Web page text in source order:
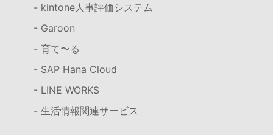
- kintone人事評価システム
- Garoon
- 育て〜る
- SAP Hana Cloud
- LINE WORKS
- 生活情報関連サービス